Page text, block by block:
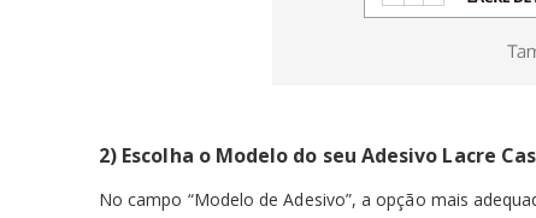
2) Escolha o Modelo do seu Adesivo Lacre
No campo “Modelo de Adesivo”, a opção mais